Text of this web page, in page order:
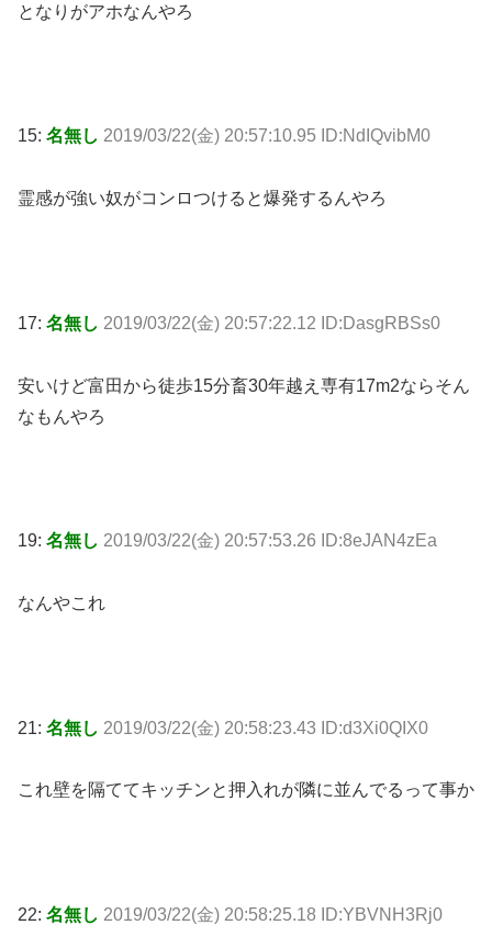
となりがアホなんやろ
15: 名無し 2019/03/22(金) 20:57:10.95 ID:NdIQvibM0
霊感が強い奴がコンロつけると爆発するんやろ
17: 名無し 2019/03/22(金) 20:57:22.12 ID:DasgRBSs0
安いけど富田から徒歩15分畜30年越え専有17m2ならそん
なもんやろ
19: 名無し 2019/03/22(金) 20:57:53.26 ID:8eJAN4zEa
なんやこれ
21: 名無し 2019/03/22(金) 20:58:23.43 ID:d3Xi0QIX0
これ壁を隔ててキッチンと押入れが隣に並んでるって事か
22: 名無し 2019/03/22(金) 20:58:25.18 ID:YBVNH3Rj0